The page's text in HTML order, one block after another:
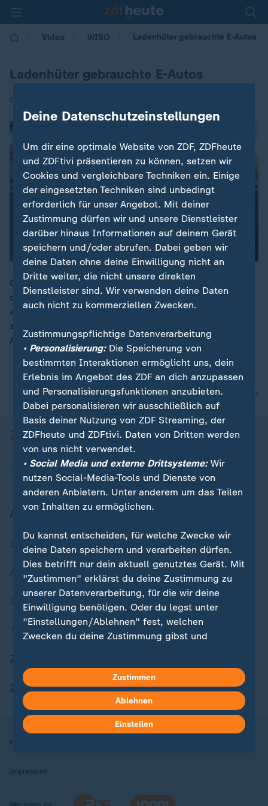
Video WISO Ladenhüter gebrauchte E-Autos
Ladenhüter gebrauchte E-Autos
06.10.2025 | 19:25
00:16
Gebrauchte E-Autos, vor allem der 1. Generation seit
der Prämie, verkaufen sich schlecht. Jetzt kommen
auch die ersten Leasing-Modelle seit der Prämie
zurück. Das Problem: Käufer haben Angst, dass der
Akku nicht mehr hält.
nach oben
Zuletzt veröffentlicht
Aktuelle Sendungs-Videos
ZDFheute Stories
Themen im Überblick
ZDFheute Apps
Nutzungsbedingungen
Impressum
Wechseln zu:
Deine Datenschutzeinstellungen
Um dir eine optimale Website von ZDF, ZDFheute
und ZDFtivi präsentieren zu können, setzen wir
Cookies und vergleichbare Techniken ein. Einige
der eingesetzten Techniken sind unbedingt
erforderlich für unser Angebot. Mit deiner
Zustimmung dürfen wir und unsere Dienstleister
darüber hinaus Informationen auf deinem Gerät
speichern und/oder abrufen. Dabei geben wir
deine Daten ohne deine Einwilligung nicht an
Dritte weiter, die nicht unsere direkten
Dienstleister sind. Wir verwenden deine Daten
auch nicht zu kommerziellen Zwecken.
Zustimmungspflichtige Datenverarbeitung
• Personalisierung:Die Speicherung von
bestimmten Interaktionen ermöglicht uns, dein
Erlebnis im Angebot des ZDF an dich anzupassen
und Personalisierungsfunktionen anzubieten.
Dabei personalisieren wir ausschließlich auf
Basis deiner Nutzung von ZDF Streaming, der
ZDFheute und ZDFtivi. Daten von Dritten werden
von uns nicht verwendet.
• Social Media und externe Drittsysteme:Wir
nutzen Social-Media-Tools und Dienste von
anderen Anbietern. Unter anderem um das Teilen
von Inhalten zu ermöglichen.
Du kannst entscheiden, für welche Zwecke wir
deine Daten speichern und verarbeiten dürfen.
Dies betrifft nur dein aktuell genutztes Gerät. Mit
"Zustimmen" erklärst du deine Zustimmung zu
unserer Datenverarbeitung, für die wir deine
Einwilligung benötigen. Oder du legst unter
"Einstellungen/Ablehnen" fest, welchen
Zwecken du deine Zustimmung gibst und
in deinen Einstellungen widerrufen oder ändern.
Hier findest du das Impressum.
Weitere Informationen findest du in unserer
Datenschutzerklärung.
Zustimmen
Ablehnen
Einstellen